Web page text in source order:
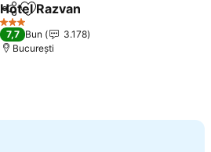
DistribuițiAdăugaţi la favorite
Hotel Razvan
3 Stele
7,7 Bun
3.178
București